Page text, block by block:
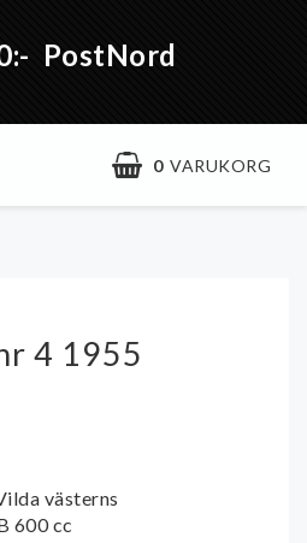
PostNord
0 VARUKORG
4 1955
västerns
600 cc